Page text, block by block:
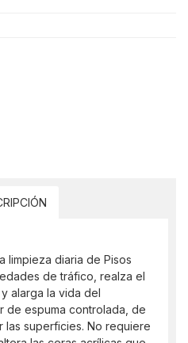
limpieza diaria de Pisos
de tráfico, realza el
alarga la vida del
de espuma controlada, de
superficies. No requiere